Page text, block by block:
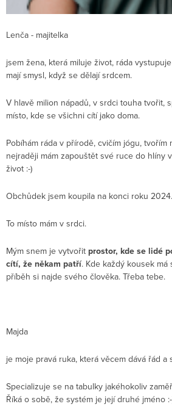
Lenča - majitelka
jsem žena, která miluje život, ráda
mají smysl, když se dělají srdcem.
V hlavě milion nápadů, v srdci touha tvořit,
místo, kde se všichni cítí jako doma.
Pobíhám ráda v přírodě, cvičím jógu,
nejraději mám zapouštět své ruce do hlíny
život :-)
Obchůdek jsem koupila na konci roku 2024.
To místo mám v srdci.
Mým snem je vytvořit prostor, kde se lidé
cítí, že někam patří. Kde každý kousek
příběh si najde svého člověka. Třeba tebe.
Majda
je moje pravá ruka, která věcem dává řád a
Specializuje se na tabulky jakéhokoliv
Říká o sobě, že systém je její druhé jméno